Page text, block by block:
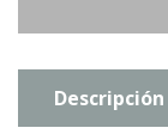
Descripción